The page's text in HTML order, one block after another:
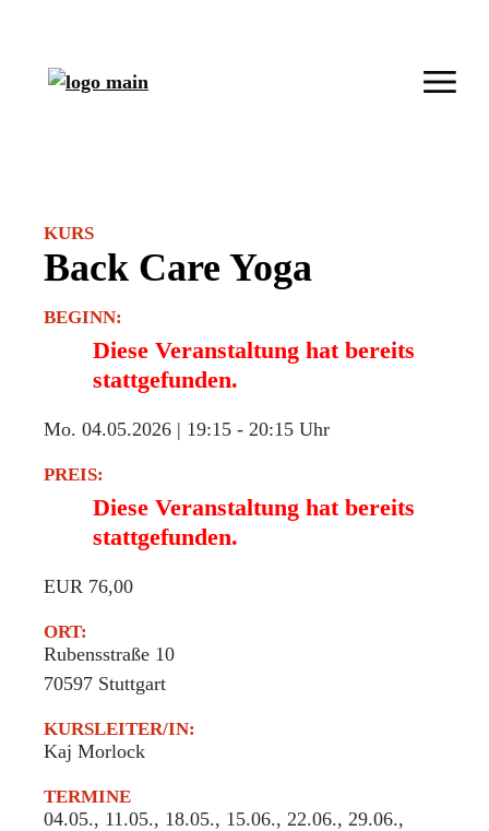
KURS
Back Care Yoga
BEGINN:
Diese Veranstaltung hat bereits
stattgefunden.
Mo. 04.05.2026 | 19:15 -20:15 Uhr
PREIS:
Diese Veranstaltung hat bereits
stattgefunden.
EUR 76,00
ORT:
Rubensstraße 10
70597 Stuttgart
KURSLEITER/IN:
Kaj Morlock
TERMINE
04.05., 11.05., 18.05., 15.06., 22.06., 29.06.,